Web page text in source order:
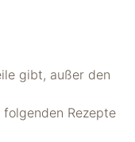
gibt, außer den
Rezepte